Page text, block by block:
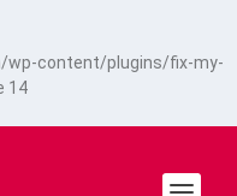
content/plugins/fix-my-
14